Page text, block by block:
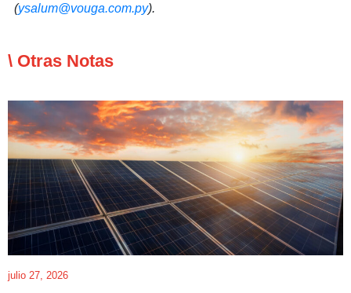
(ysalum@vouga.com.py).
\ Otras Notas
julio 27, 2026